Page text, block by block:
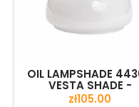
OIL LAMPSHADE
VESTA SHADE -
MOUNTING 150 MM
Price
zł105.00